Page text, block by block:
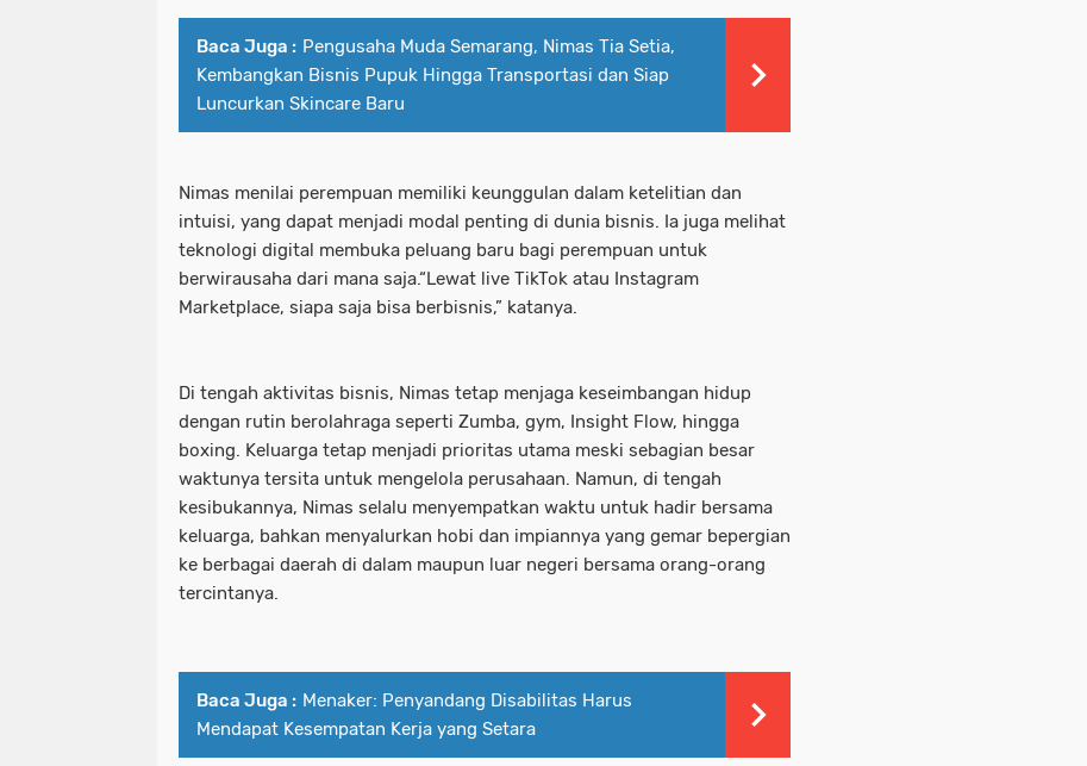
Baca Juga : Pengusaha Muda Semarang, Nimas Tia Setia,
Kembangkan Bisnis Pupuk Hingga Transportasi dan Siap
Luncurkan Skincare Baru
Nimas menilai perempuan memiliki keunggulan dalam ketelitian dan
intuisi, yang dapat menjadi modal penting di dunia bisnis. Ia juga melihat
teknologi digital membuka peluang baru bagi perempuan untuk
berwirausaha dari mana saja.“Lewat live TikTok atau Instagram
Marketplace, siapa saja bisa berbisnis,” katanya.
Di tengah aktivitas bisnis, Nimas tetap menjaga keseimbangan hidup
dengan rutin berolahraga seperti Zumba, gym, Insight Flow, hingga
boxing. Keluarga tetap menjadi prioritas utama meski sebagian besar
waktunya tersita untuk mengelola perusahaan. Namun, di tengah
kesibukannya, Nimas selalu menyempatkan waktu untuk hadir bersama
keluarga, bahkan menyalurkan hobi dan impiannya yang gemar bepergian
ke berbagai daerah di dalam maupun luar negeri bersama orang-orang
tercintanya.
Baca Juga : Menaker: Penyandang Disabilitas Harus
Mendapat Kesempatan Kerja yang Setara